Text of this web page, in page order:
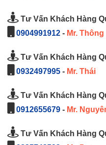
Tư Vấn Khách Hàng
0904991912 - Mr. Thông
Tư Vấn Khách Hàng
0932497995 - Mr. Thái
Tư Vấn Khách Hàng
0912655679 - Mr.
Tư Vấn Khách Hàng